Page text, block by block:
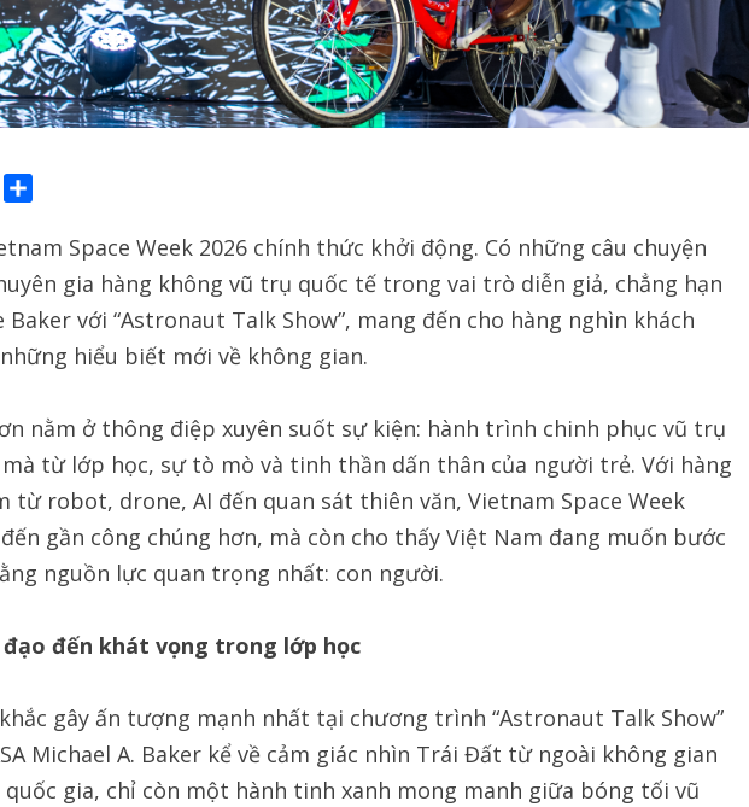
WhatsApp
Space Week 2026 chính thức khởi động. Có những câu chuyện
gia hàng không vũ trụ quốc tế trong vai trò diễn giả, chẳng hạn
với “Astronaut Talk Show”, mang đến cho hàng nghìn khách
hiểu biết mới về không gian.
nằm ở thông điệp xuyên suốt sự kiện: hành trình chinh phục vũ trụ
từ lớp học, sự tò mò và tinh thần dấn thân của người trẻ. Với hàng
robot, drone, AI đến quan sát thiên văn, Vietnam Space Week
gần công chúng hơn, mà còn cho thấy Việt Nam đang muốn bước
nguồn lực quan trọng nhất: con người.
đến khát vọng trong lớp học
gây ấn tượng mạnh nhất tại chương trình “Astronaut Talk Show”
Michael A. Baker kể về cảm giác nhìn Trái Đất từ ngoài không gian
gia, chỉ còn một hành tinh xanh mong manh giữa bóng tối vũ